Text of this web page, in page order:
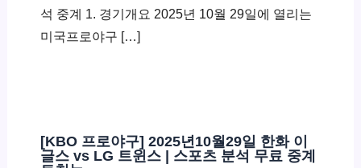
석 중계 1. 경기개요 2025년 10월 29일에 열리는
미국프로야구 […]
[KBO 프로야구] 2025년10월29일 한화 이
글스 vs LG 트윈스 | 스포츠 분석 무료 중계